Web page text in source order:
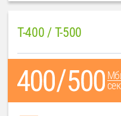
T-400 / T-500
сек